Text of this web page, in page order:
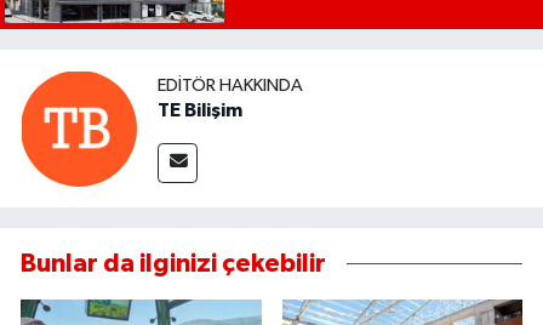
EDITÖR HAKKINDA
TE Bilişim
Bunlar da ilginizi çekebilir